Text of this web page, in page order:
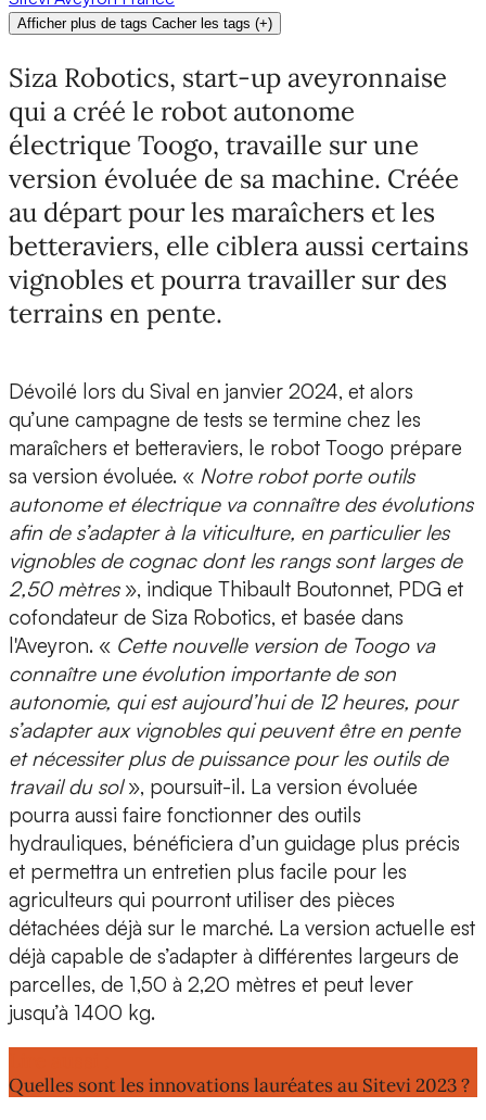
Afficher plus de tags Cacher les tags (+)
Siza Robotics, start-up aveyronnaise
qui a créé le robot autonome
électrique Toogo, travaille sur une
version évoluée de sa machine. Créée
au départ pour les maraîchers et les
betteraviers, elle ciblera aussi certains
vignobles et pourra travailler sur des
terrains en pente.
Dévoilé lors du Sival en janvier 2024, et alors
qu’une campagne de tests se termine chez les
maraîchers et betteraviers, le robot Toogo prépare
sa version évoluée. « Notre robot porte outils
autonome et électrique va connaître des évolutions
afin de s’adapter à la viticulture, en particulier les
vignobles de cognacdont les rangs sont larges de
2,50 mètres», indique Thibault Boutonnet, PDG et
cofondateur de Siza Robotics, et basée dans
l'Aveyron. « Cette nouvelle version de Toogo va
connaître une évolution importante de son
autonomie, qui est aujourd’hui de 12 heures, pour
s’adapter aux vignobles qui peuvent être en pente
et nécessiter plus de puissance pour les outils de
travail du sol», poursuit-il. La version évoluée
pourra aussi faire fonctionner des outils
hydrauliques, bénéficiera d’un guidage plus précis
et permettra un entretien plus facile pour les
agriculteurs qui pourront utiliser des pièces
détachées déjà sur le marché. La version actuelle est
déjà capable de s’adapter à différentes largeurs de
parcelles, de 1,50 à 2,20 mètres et peut lever
jusqu’à 1400 kg.
Quelles sont les innovations lauréates au Sitevi 2023 ?